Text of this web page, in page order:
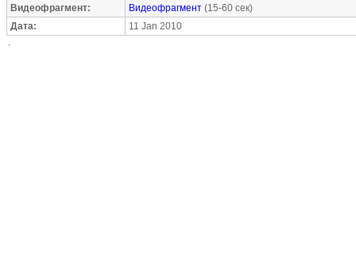
Видеофрагмент:
Видеофрагмент (15-60 сек)
Дата:
11 Jan 2010